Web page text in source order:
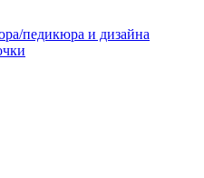
педикюра и дизайна